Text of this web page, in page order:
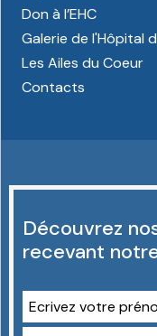
Don à l’EHC
Galerie de l'Hôpital
Les Ailes du Coeur
Contacts
Découvrez
recevant